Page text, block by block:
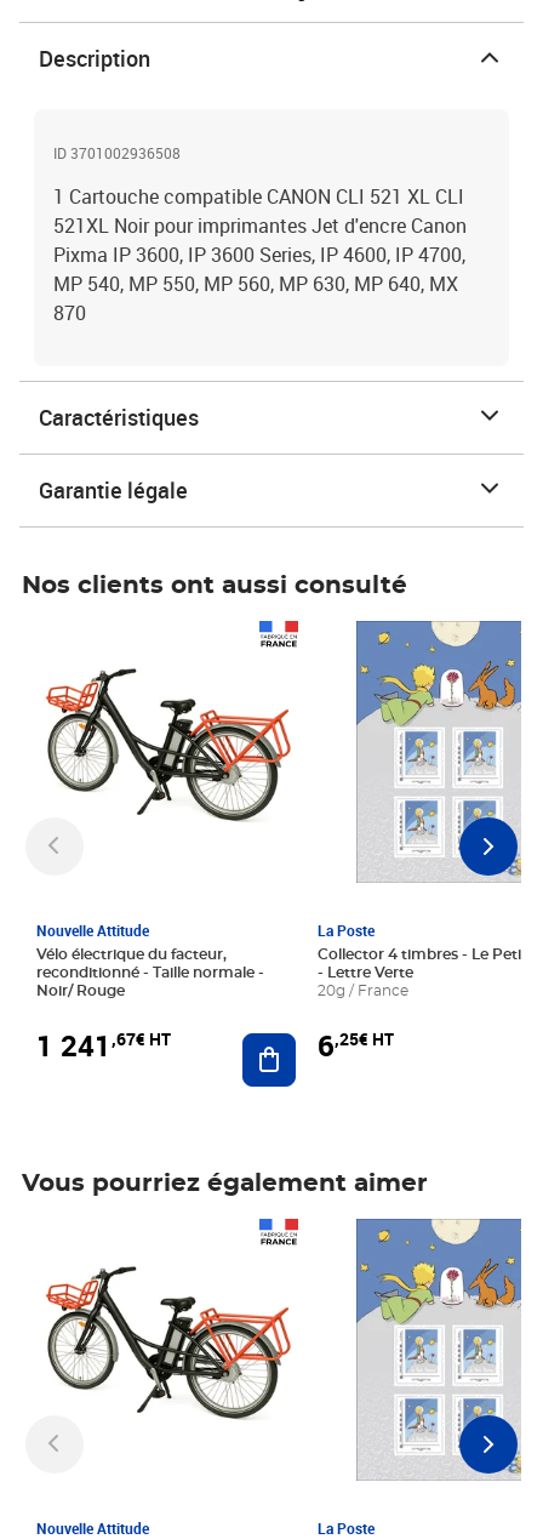
Description
ID 3701002936508
1 Cartouche compatible CANON CLI 521 XL CLI
521XL Noir pour imprimantes Jet d'encre Canon
Pixma IP 3600, IP 3600 Series, IP 4600, IP 4700,
MP 540, MP 550, MP 560, MP 630, MP 640, MX
870
Caractéristiques
Garantie légale
Nos clients ont aussi consulté
Nouvelle Attitude
Vélo électrique du facteur,
reconditionné - Taille normale -
Noir/ Rouge
1 241 ,67€ HT Ajouter au panier
La Poste
Collector 4 timbres - Le Petit
- Lettre Verte
20g / France
6,25€ HT
Prix 6,25€ HT
Vous pourriez également aimer
Nouvelle Attitude La Poste
Prix 6,25€ HT